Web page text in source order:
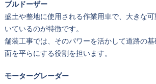
ブルドーザー
盛土や整地に使用される作業用車で、大きな
いているのが特徴です。
舗装工事では、そのパワーを活かして道路の
面を平らにする役割を担います。
モーターグレーダー